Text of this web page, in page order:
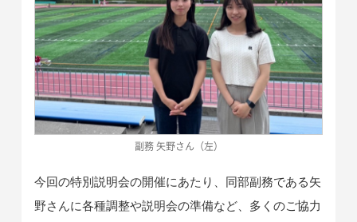
副務 矢野さん（左）
今回の特別説明会の開催にあたり、同部副務である矢
野さんに各種調整や説明会の準備など、多くのご協力